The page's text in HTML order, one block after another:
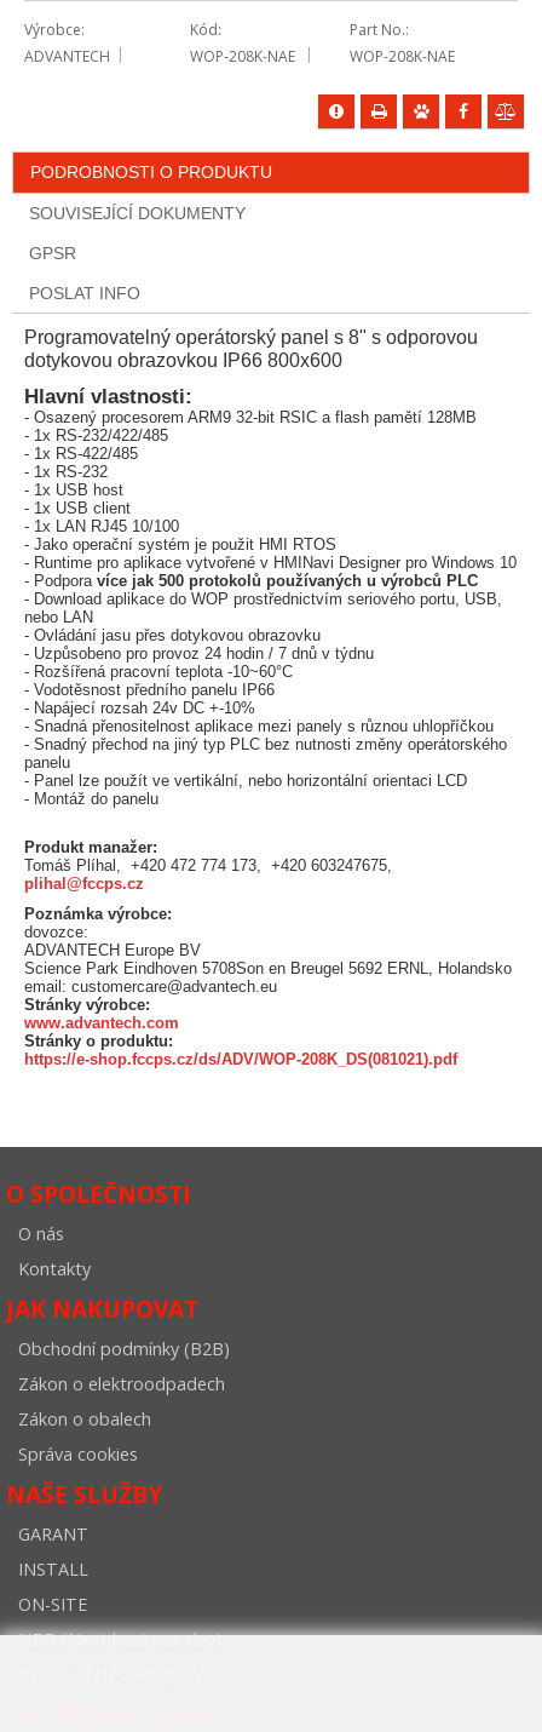
Výrobce
ADVANTECH
Kód
WOP-208K-NAE
Part No.
WOP-208K-NAE
PODROBNOSTI O PRODUKTU
SOUVISEJÍCÍ DOKUMENTY
GPSR
POSLAT INFO
Programovatelný operátorský panel s 8" s odporovou
dotykovou obrazovkou IP66 800x600
Hlavní vlastnosti:
- Osazený procesorem ARM9 32-bit RSIC a flash pamětí 128MB
- 1x RS-232/422/485
- 1x RS-422/485
- 1x RS-232
- 1x USB host
- 1x USB client
- 1x LAN RJ45 10/100
- Jako operační systém je použit HMI RTOS
- Runtime pro aplikace vytvořené v HMINavi Designer pro Windows 10
- Podpora více jak 500 protokolů používaných u výrobců PLC
- Download aplikace do WOP prostřednictvím seriového portu, USB,
nebo LAN
- Ovládání jasu přes dotykovou obrazovku
- Uzpůsobeno pro provoz 24 hodin / 7 dnů v týdnu
- Rozšířená pracovní teplota -10~60°C
- Vodotěsnost předního panelu IP66
- Napájecí rozsah 24v DC +-10%
- Snadná přenositelnost aplikace mezi panely s různou uhlopříčkou
- Snadný přechod na jiný typ PLC bez nutnosti změny operátorského
panelu
- Panel lze použít ve vertikální, nebo horizontální orientaci LCD
- Montáž do panelu
Produkt manažer:
Tomáš Plíhal, +420 472 774 173, +420 603247675,
plihal@fccps.cz
Poznámka výrobce:
dovozce:
ADVANTECH Europe BV
Science Park Eindhoven 5708Son en Breugel 5692 ERNL, Holandsko
email: customercare@advantech.eu
Stránky výrobce:
www.advantech.com
Stránky o produktu:
https://e-shop.fccps.cz/ds/ADV/WOP-208K_DS(081021).pdf
O SPOLEČNOSTI
O nás
Kontakty
JAK NAKUPOVAT
Obchodní podmínky (B2B)
Zákon o elektroodpadech
Zákon o obalech
Správa cookies
NAŠE SLUŽBY
GARANT
INSTALL
ON-SITE
NBD (Next business day)